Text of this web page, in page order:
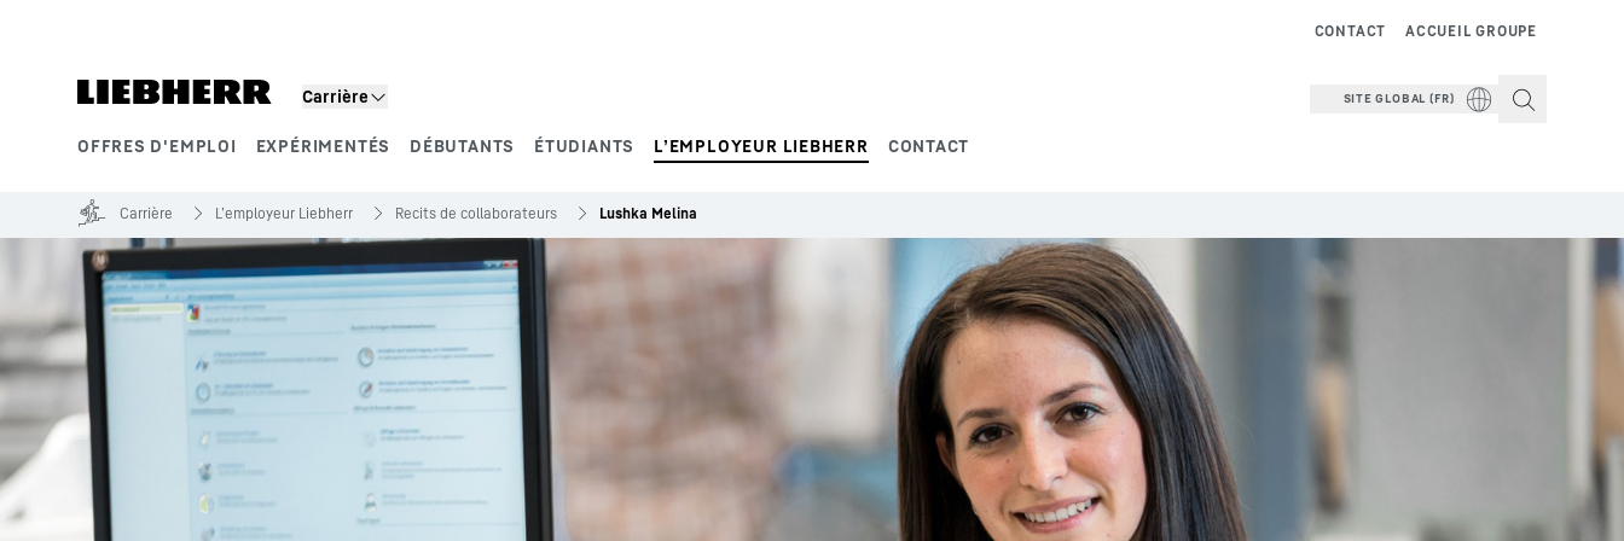
Carrière
OFFRES D'EMPLOI EXPÉRIMENTÉS DÉBUTANTS ÉTUDIANTS L’EMPLOYEUR LIEBHERR CONTACT
ACCUEIL GROUPE
CONTACT
SITE GLOBAL (FR)
Carrière L’employeur Liebherr Recits de collaborateurs Lushka Melina